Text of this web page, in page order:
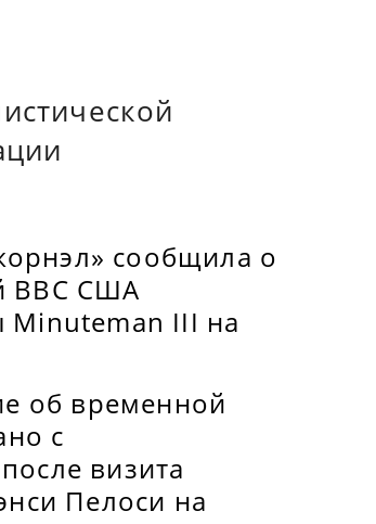
сообщила о
ВВС США
Minuteman III на
об временной
с
визита
Пелоси на